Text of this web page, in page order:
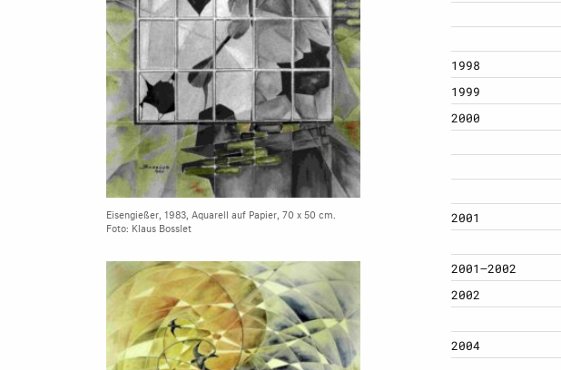
Eisengießer, 1983, Aquarell auf Papier, 70 x 50 cm.
Foto: Klaus Bosslet
1998
1999
2000
2001
2001–2002
2002
2004